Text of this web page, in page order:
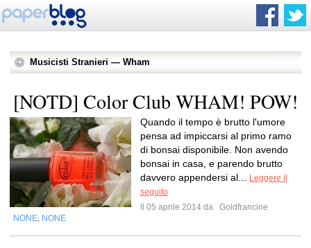
Musicisti Stranieri — Wham
[NOTD] Color Club WHAM! POW!
Quando il tempo è brutto l'umore
pensa ad impiccarsi al primo ramo
di bonsai disponibile. Non avendo
bonsai in casa, e parendo brutto
davvero appendersi al...
Leggere il
seguito
Il 05 aprile 2014 da
Goldfrancine
NONE NONE